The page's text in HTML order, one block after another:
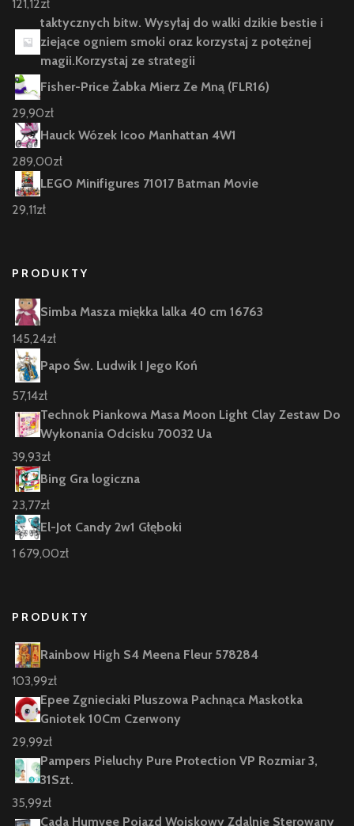
121,12zł
taktycznych bitw. Wysyłaj do walki dzikie bestie i
ziejące ogniem smoki oraz korzystaj z potężnej
magii.Korzystaj ze strategii
Fisher-Price Żabka Mierz Ze Mną (FLR16)
29,90zł
Hauck Wózek Icoo Manhattan 4W1
289,00zł
LEGO Minifigures 71017 Batman Movie
29,11zł
PRODUKTY
Simba Masza miękka lalka 40 cm 16763
145,24zł
Papo Św. Ludwik I Jego Koń
57,14zł
Technok Piankowa Masa Moon Light Clay Zestaw Do
Wykonania Odcisku 70032 Ua
39,93zł
Bing Gra logiczna
23,77zł
El-Jot Candy 2w1 Głęboki
1 679,00zł
PRODUKTY
Rainbow High S4 Meena Fleur 578284
103,99zł
Epee Zgnieciaki Pluszowa Pachnąca Maskotka
Gniotek 10Cm Czerwony
29,99zł
Pampers Pieluchy Pure Protection VP Rozmiar 3,
31Szt.
35,99zł
Cada Humvee Pojazd Wojskowy Zdalnie Sterowany